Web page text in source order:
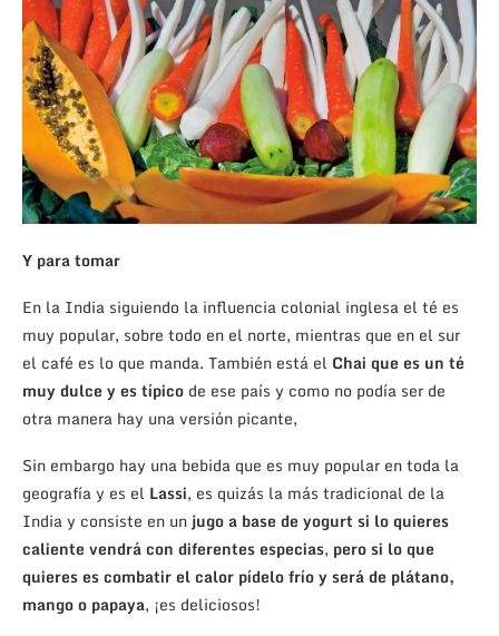
Y para tomar
En la India siguiendo la influencia colonial inglesa el té es
muy popular, sobre todo en el norte, mientras que en el sur
el café es lo que manda. También está el Chai que es un té
muy dulce y es típico de ese país y como no podía ser de
otra manera hay una versión picante,
Sin embargo hay una bebida que es muy popular en toda la
geografía y es el Lassi, es quizás la más tradicional de la
India y consiste en un jugo a base de yogurt si lo quieres
caliente vendrá con diferentes especias, pero si lo que
quieres es combatir el calor pídelofríoy será de plátano,
mango o papaya, ¡es deliciosos!